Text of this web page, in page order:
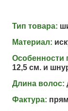
Тип товара:
Материал:
Особенности
12,5 см. и
Длина волос:
Фактура: